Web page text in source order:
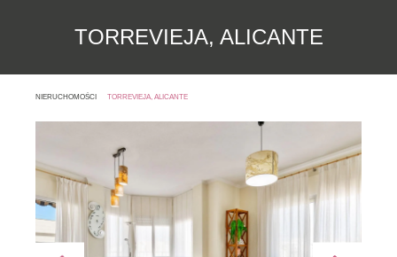
TORREVIEJA, ALICANTE
NIERUCHOMOŚCI TORREVIEJA, ALICANTE